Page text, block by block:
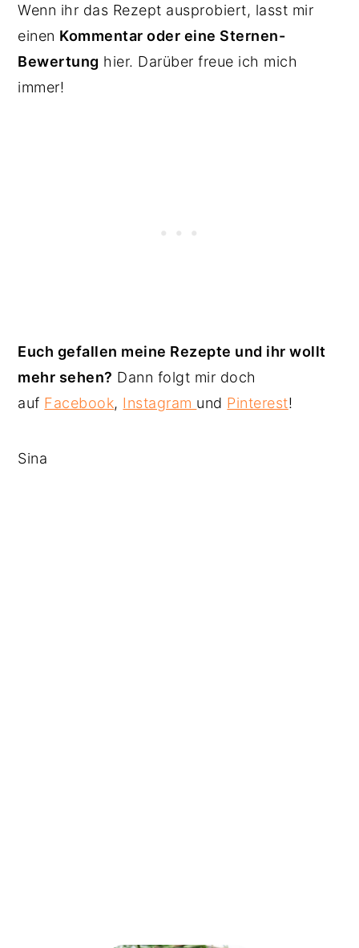
Wenn ihr das Rezept ausprobiert, lasst mir
einen Kommentar oder eine Sternen-
Bewertung hier. Darüber freue ich mich
immer!
Euch gefallen meine Rezepte und ihr wollt
mehr sehen? Dann folgt mir doch
auf Facebook, Instagram und Pinterest!
Sina